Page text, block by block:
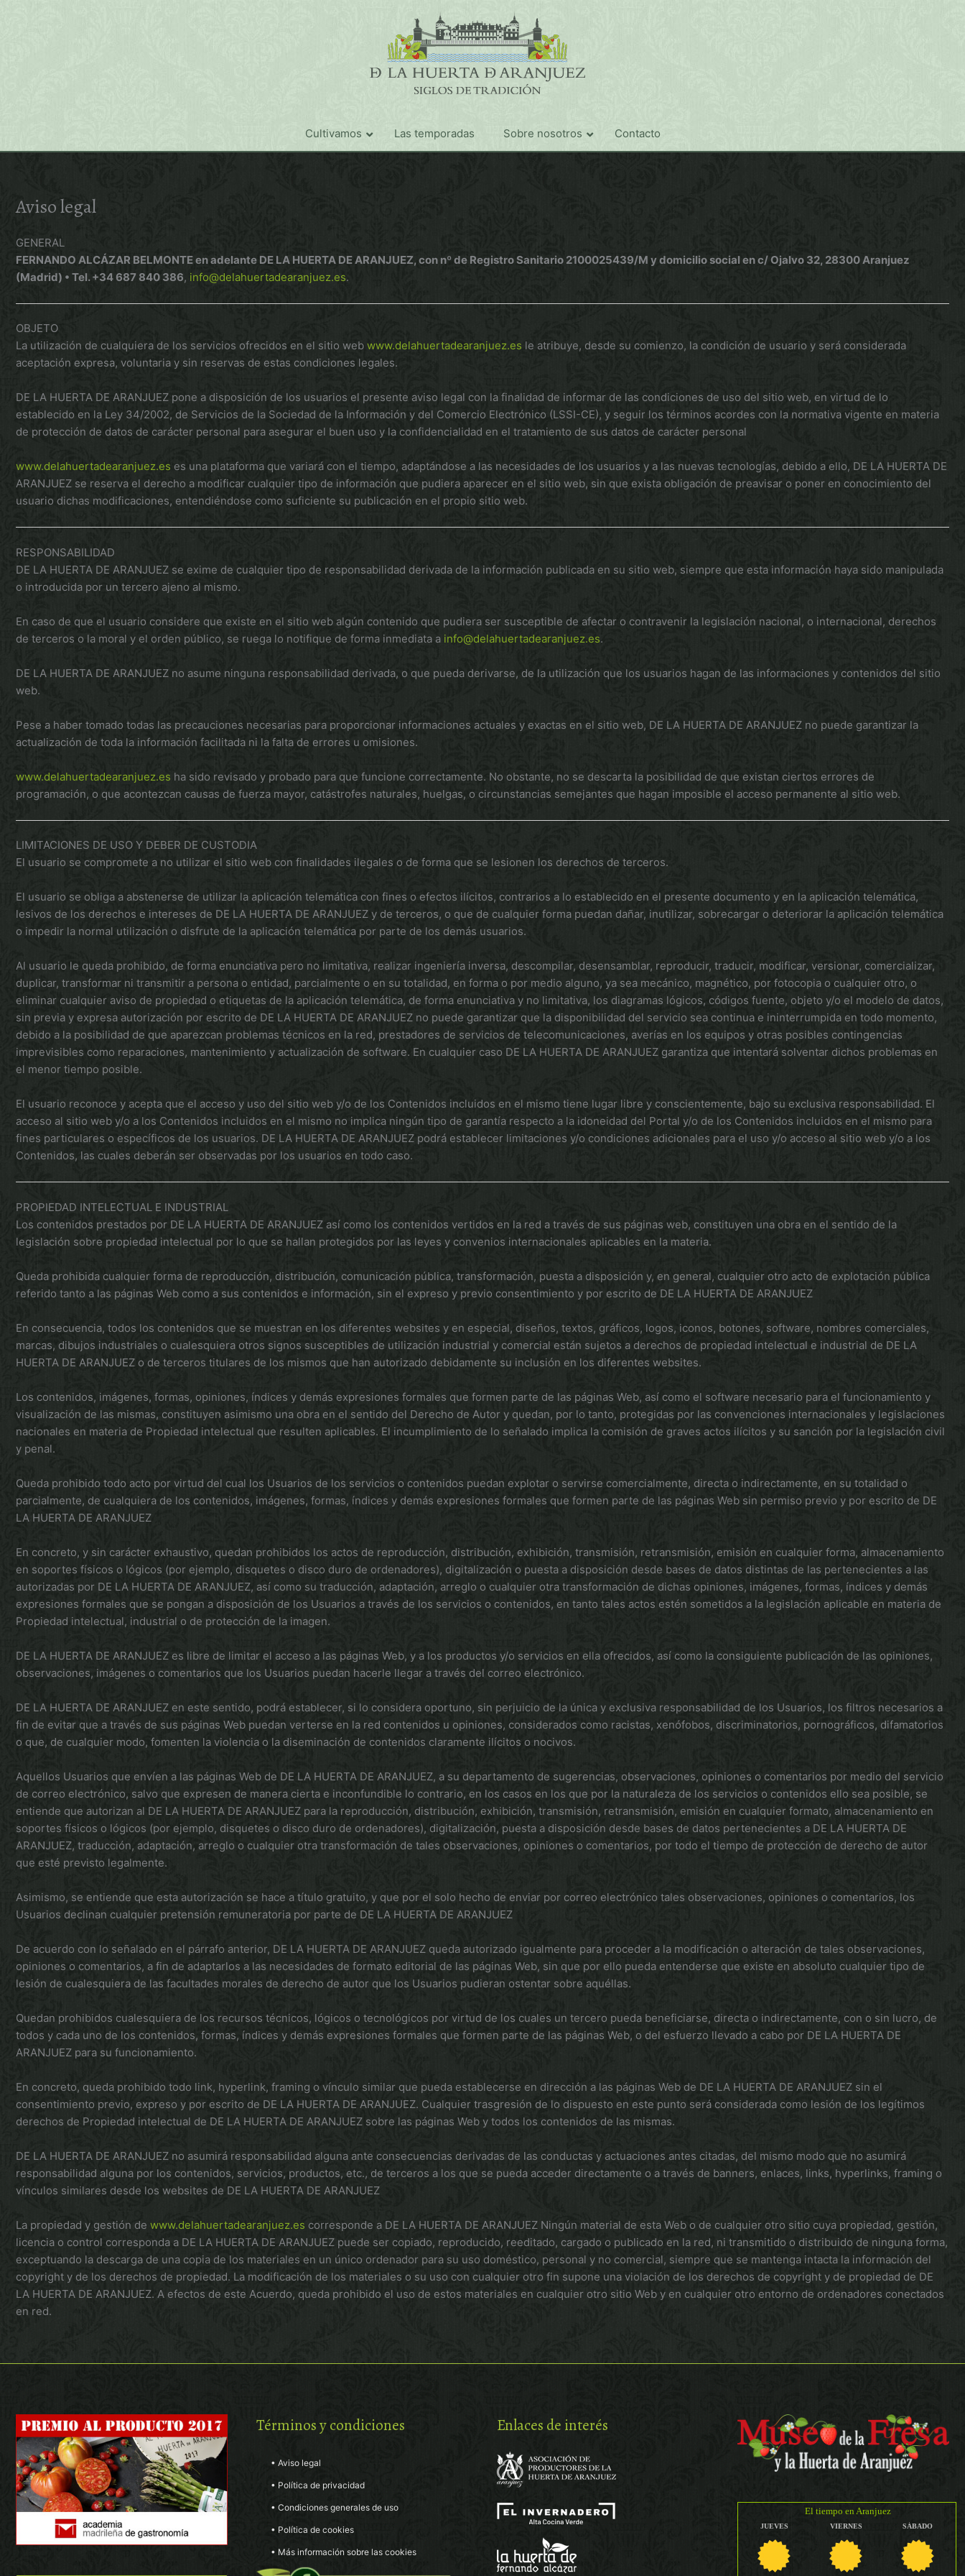
Cultivamos Las temporadas Sobre nosotros Contacto
Aviso legal
GENERAL
FERNANDO ALCÁZAR BELMONTE en adelante DE LA HUERTA DE ARANJUEZ, con nº de Registro Sanitario 2100025439/M y domicilio social en c/ Ojalvo 32, 28300 Aranjuez
(Madrid) • Tel. +34 687 840 386, info@delahuertadearanjuez.es.
OBJETO
La utilización de cualquiera de los servicios ofrecidos en el sitio web www.delahuertadearanjuez.es le atribuye, desde su comienzo, la condición de usuario y será considerada
aceptación expresa, voluntaria y sin reservas de estas condiciones legales.
DE LA HUERTA DE ARANJUEZ pone a disposición de los usuarios el presente aviso legal con la finalidad de informar de las condiciones de uso del sitio web, en virtud de lo
establecido en la Ley 34/2002, de Servicios de la Sociedad de la Información y del Comercio Electrónico (LSSI-CE), y seguir los términos acordes con la normativa vigente en materia
de protección de datos de carácter personal para asegurar el buen uso y la confidencialidad en el tratamiento de sus datos de carácter personal
www.delahuertadearanjuez.es es una plataforma que variará con el tiempo, adaptándose a las necesidades de los usuarios y a las nuevas tecnologías, debido a ello, DE LA HUERTA DE
ARANJUEZ se reserva el derecho a modificar cualquier tipo de información que pudiera aparecer en el sitio web, sin que exista obligación de preavisar o poner en conocimiento del
usuario dichas modificaciones, entendiéndose como suficiente su publicación en el propio sitio web.
RESPONSABILIDAD
DE LA HUERTA DE ARANJUEZ se exime de cualquier tipo de responsabilidad derivada de la información publicada en su sitio web, siempre que esta información haya sido manipulada
o introducida por un tercero ajeno al mismo.
En caso de que el usuario considere que existe en el sitio web algún contenido que pudiera ser susceptible de afectar o contravenir la legislación nacional, o internacional, derechos
de terceros o la moral y el orden público, se ruega lo notifique de forma inmediata a info@delahuertadearanjuez.es.
DE LA HUERTA DE ARANJUEZ no asume ninguna responsabilidad derivada, o que pueda derivarse, de la utilización que los usuarios hagan de las informaciones y contenidos del sitio
web.
Pese a haber tomado todas las precauciones necesarias para proporcionar informaciones actuales y exactas en el sitio web, DE LA HUERTA DE ARANJUEZ no puede garantizar la
actualización de toda la información facilitada ni la falta de errores u omisiones.
www.delahuertadearanjuez.es ha sido revisado y probado para que funcione correctamente. No obstante, no se descarta la posibilidad de que existan ciertos errores de
programación, o que acontezcan causas de fuerza mayor, catástrofes naturales, huelgas, o circunstancias semejantes que hagan imposible el acceso permanente al sitio web.
LIMITACIONES DE USO Y DEBER DE CUSTODIA
El usuario se compromete a no utilizar el sitio web con finalidades ilegales o de forma que se lesionen los derechos de terceros.
El usuario se obliga a abstenerse de utilizar la aplicación telemática con fines o efectos ilícitos, contrarios a lo establecido en el presente documento y en la aplicación telemática,
lesivos de los derechos e intereses de DE LA HUERTA DE ARANJUEZ y de terceros, o que de cualquier forma puedan dañar, inutilizar, sobrecargar o deteriorar la aplicación telemática
o impedir la normal utilización o disfrute de la aplicación telemática por parte de los demás usuarios.
Al usuario le queda prohibido, de forma enunciativa pero no limitativa, realizar ingeniería inversa, descompilar, desensamblar, reproducir, traducir, modificar, versionar, comercializar,
duplicar, transformar ni transmitir a persona o entidad, parcialmente o en su totalidad, en forma o por medio alguno, ya sea mecánico, magnético, por fotocopia o cualquier otro, o
eliminar cualquier aviso de propiedad o etiquetas de la aplicación telemática, de forma enunciativa y no limitativa, los diagramas lógicos, códigos fuente, objeto y/o el modelo de datos,
sin previa y expresa autorización por escrito de DE LA HUERTA DE ARANJUEZ no puede garantizar que la disponibilidad del servicio sea continua e ininterrumpida en todo momento,
debido a la posibilidad de que aparezcan problemas técnicos en la red, prestadores de servicios de telecomunicaciones, averías en los equipos y otras posibles contingencias
imprevisibles como reparaciones, mantenimiento y actualización de software. En cualquier caso DE LA HUERTA DE ARANJUEZ garantiza que intentará solventar dichos problemas en
el menor tiempo posible.
El usuario reconoce y acepta que el acceso y uso del sitio web y/o de los Contenidos incluidos en el mismo tiene lugar libre y conscientemente, bajo su exclusiva responsabilidad. El
acceso al sitio web y/o a los Contenidos incluidos en el mismo no implica ningún tipo de garantía respecto a la idoneidad del Portal y/o de los Contenidos incluidos en el mismo para
fines particulares o específicos de los usuarios. DE LA HUERTA DE ARANJUEZ podrá establecer limitaciones y/o condiciones adicionales para el uso y/o acceso al sitio web y/o a los
Contenidos, las cuales deberán ser observadas por los usuarios en todo caso.
PROPIEDAD INTELECTUAL E INDUSTRIAL
Los contenidos prestados por DE LA HUERTA DE ARANJUEZ así como los contenidos vertidos en la red a través de sus páginas web, constituyen una obra en el sentido de la
legislación sobre propiedad intelectual por lo que se hallan protegidos por las leyes y convenios internacionales aplicables en la materia.
Queda prohibida cualquier forma de reproducción, distribución, comunicación pública, transformación, puesta a disposición y, en general, cualquier otro acto de explotación pública
referido tanto a las páginas Web como a sus contenidos e información, sin el expreso y previo consentimiento y por escrito de DE LA HUERTA DE ARANJUEZ
En consecuencia, todos los contenidos que se muestran en los diferentes websites y en especial, diseños, textos, gráficos, logos, iconos, botones, software, nombres comerciales,
marcas, dibujos industriales o cualesquiera otros signos susceptibles de utilización industrial y comercial están sujetos a derechos de propiedad intelectual e industrial de DE LA
HUERTA DE ARANJUEZ o de terceros titulares de los mismos que han autorizado debidamente su inclusión en los diferentes websites.
Los contenidos, imágenes, formas, opiniones, índices y demás expresiones formales que formen parte de las páginas Web, así como el software necesario para el funcionamiento y
visualización de las mismas, constituyen asimismo una obra en el sentido del Derecho de Autor y quedan, por lo tanto, protegidas por las convenciones internacionales y legislaciones
nacionales en materia de Propiedad intelectual que resulten aplicables. El incumplimiento de lo señalado implica la comisión de graves actos ilícitos y su sanción por la legislación civil
y penal.
Queda prohibido todo acto por virtud del cual los Usuarios de los servicios o contenidos puedan explotar o servirse comercialmente, directa o indirectamente, en su totalidad o
parcialmente, de cualquiera de los contenidos, imágenes, formas, índices y demás expresiones formales que formen parte de las páginas Web sin permiso previo y por escrito de DE
LA HUERTA DE ARANJUEZ
En concreto, y sin carácter exhaustivo, quedan prohibidos los actos de reproducción, distribución, exhibición, transmisión, retransmisión, emisión en cualquier forma, almacenamiento
en soportes físicos o lógicos (por ejemplo, disquetes o disco duro de ordenadores), digitalización o puesta a disposición desde bases de datos distintas de las pertenecientes a las
autorizadas por DE LA HUERTA DE ARANJUEZ, así como su traducción, adaptación, arreglo o cualquier otra transformación de dichas opiniones, imágenes, formas, índices y demás
expresiones formales que se pongan a disposición de los Usuarios a través de los servicios o contenidos, en tanto tales actos estén sometidos a la legislación aplicable en materia de
Propiedad intelectual, industrial o de protección de la imagen.
DE LA HUERTA DE ARANJUEZ es libre de limitar el acceso a las páginas Web, y a los productos y/o servicios en ella ofrecidos, así como la consiguiente publicación de las opiniones,
observaciones, imágenes o comentarios que los Usuarios puedan hacerle llegar a través del correo electrónico.
DE LA HUERTA DE ARANJUEZ en este sentido, podrá establecer, si lo considera oportuno, sin perjuicio de la única y exclusiva responsabilidad de los Usuarios, los filtros necesarios a
fin de evitar que a través de sus páginas Web puedan verterse en la red contenidos u opiniones, considerados como racistas, xenófobos, discriminatorios, pornográficos, difamatorios
o que, de cualquier modo, fomenten la violencia o la diseminación de contenidos claramente ilícitos o nocivos.
Aquellos Usuarios que envíen a las páginas Web de DE LA HUERTA DE ARANJUEZ, a su departamento de sugerencias, observaciones, opiniones o comentarios por medio del servicio
de correo electrónico, salvo que expresen de manera cierta e inconfundible lo contrario, en los casos en los que por la naturaleza de los servicios o contenidos ello sea posible, se
entiende que autorizan al DE LA HUERTA DE ARANJUEZ para la reproducción, distribución, exhibición, transmisión, retransmisión, emisión en cualquier formato, almacenamiento en
soportes físicos o lógicos (por ejemplo, disquetes o disco duro de ordenadores), digitalización, puesta a disposición desde bases de datos pertenecientes a DE LA HUERTA DE
ARANJUEZ, traducción, adaptación, arreglo o cualquier otra transformación de tales observaciones, opiniones o comentarios, por todo el tiempo de protección de derecho de autor
que esté previsto legalmente.
Asimismo, se entiende que esta autorización se hace a título gratuito, y que por el solo hecho de enviar por correo electrónico tales observaciones, opiniones o comentarios, los
Usuarios declinan cualquier pretensión remuneratoria por parte de DE LA HUERTA DE ARANJUEZ
De acuerdo con lo señalado en el párrafo anterior, DE LA HUERTA DE ARANJUEZ queda autorizado igualmente para proceder a la modificación o alteración de tales observaciones,
opiniones o comentarios, a fin de adaptarlos a las necesidades de formato editorial de las páginas Web, sin que por ello pueda entenderse que existe en absoluto cualquier tipo de
lesión de cualesquiera de las facultades morales de derecho de autor que los Usuarios pudieran ostentar sobre aquéllas.
Quedan prohibidos cualesquiera de los recursos técnicos, lógicos o tecnológicos por virtud de los cuales un tercero pueda beneficiarse, directa o indirectamente, con o sin lucro, de
todos y cada uno de los contenidos, formas, índices y demás expresiones formales que formen parte de las páginas Web, o del esfuerzo llevado a cabo por DE LA HUERTA DE
ARANJUEZ para su funcionamiento.
En concreto, queda prohibido todo link, hyperlink, framing o vínculo similar que pueda establecerse en dirección a las páginas Web de DE LA HUERTA DE ARANJUEZ sin el
consentimiento previo, expreso y por escrito de DE LA HUERTA DE ARANJUEZ. Cualquier trasgresión de lo dispuesto en este punto será considerada como lesión de los legítimos
derechos de Propiedad intelectual de DE LA HUERTA DE ARANJUEZ sobre las páginas Web y todos los contenidos de las mismas.
DE LA HUERTA DE ARANJUEZ no asumirá responsabilidad alguna ante consecuencias derivadas de las conductas y actuaciones antes citadas, del mismo modo que no asumirá
responsabilidad alguna por los contenidos, servicios, productos, etc., de terceros a los que se pueda acceder directamente o a través de banners, enlaces, links, hyperlinks, framing o
vínculos similares desde los websites de DE LA HUERTA DE ARANJUEZ
La propiedad y gestión de www.delahuertadearanjuez.es corresponde a DE LA HUERTA DE ARANJUEZ Ningún material de esta Web o de cualquier otro sitio cuya propiedad, gestión,
licencia o control corresponda a DE LA HUERTA DE ARANJUEZ puede ser copiado, reproducido, reeditado, cargado o publicado en la red, ni transmitido o distribuido de ninguna forma,
exceptuando la descarga de una copia de los materiales en un único ordenador para su uso doméstico, personal y no comercial, siempre que se mantenga intacta la información del
copyright y de los derechos de propiedad. La modificación de los materiales o su uso con cualquier otro fin supone una violación de los derechos de copyright y de propiedad de DE
LA HUERTA DE ARANJUEZ. A efectos de este Acuerdo, queda prohibido el uso de estos materiales en cualquier otro sitio Web y en cualquier otro entorno de ordenadores conectados
en red.
Términos y condiciones
• Aviso legal
• Política de privacidad
• Condiciones generales de uso
• Política de cookies
• Más información sobre las cookies
Enlaces de interés